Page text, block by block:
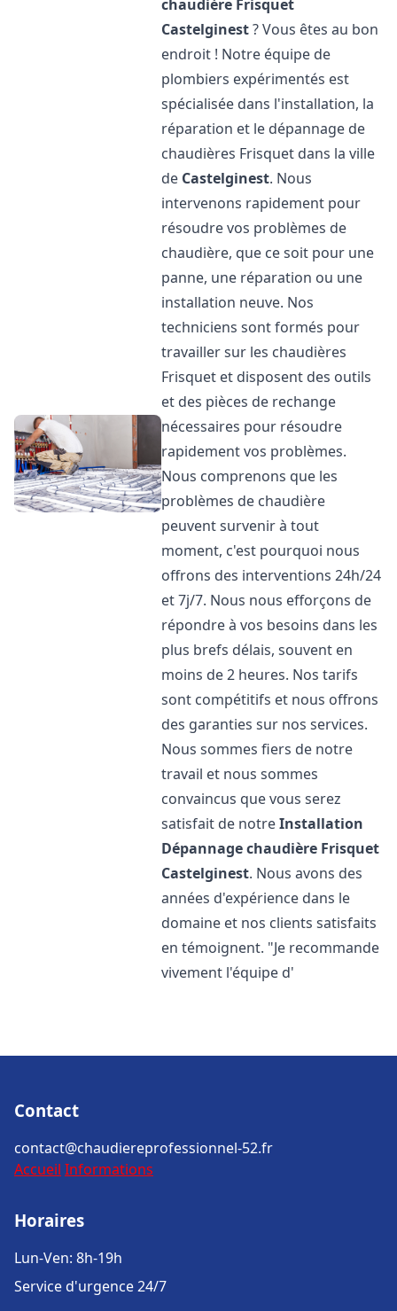
chaudière Frisquet
Castelginest? Vous êtes au bon
endroit ! Notre équipe de
plombiers expérimentés est
spécialisée dans l'installation, la
réparation et le dépannage de
chaudières Frisquet dans la ville
de Castelginest. Nous
intervenons rapidement pour
résoudre vos problèmes de
chaudière, que ce soit pour une
panne, une réparation ou une
installation neuve. Nos
techniciens sont formés pour
travailler sur les chaudières
Frisquet et disposent des outils
et des pièces de rechange
nécessaires pour résoudre
rapidement vos problèmes.
Nous comprenons que les
problèmes de chaudière
peuvent survenir à tout
moment, c'est pourquoi nous
offrons des interventions 24h/24
et 7j/7. Nous nous efforçons de
répondre à vos besoins dans les
plus brefs délais, souvent en
moins de 2 heures. Nos tarifs
sont compétitifs et nous offrons
des garanties sur nos services.
Nous sommes fiers de notre
travail et nous sommes
convaincus que vous serez
satisfait de notreInstallation
Dépannage chaudière Frisquet
Castelginest. Nous avons des
années d'expérience dans le
domaine et nos clients satisfaits
en témoignent. "Je recommande
vivement l'équipe d'
Contact
contact@chaudiereprofessionnel-52.fr
Accueil Informations
Horaires
Lun-Ven: 8h-19h
Service d'urgence 24/7